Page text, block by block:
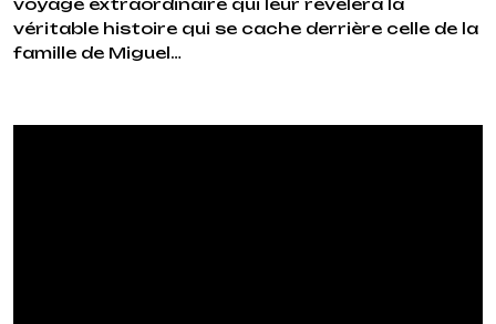
voyage extraordinaire qui leur révèlera la
véritable histoire qui se cache derrière celle de la
famille de Miguel…